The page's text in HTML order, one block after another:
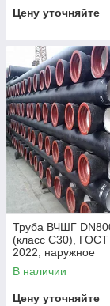
Цену уточняйте
Труба ВЧШГ
(класс C30),
2022, наружное
полиуретановое
внутреннее
В наличии
Цену уточняйте